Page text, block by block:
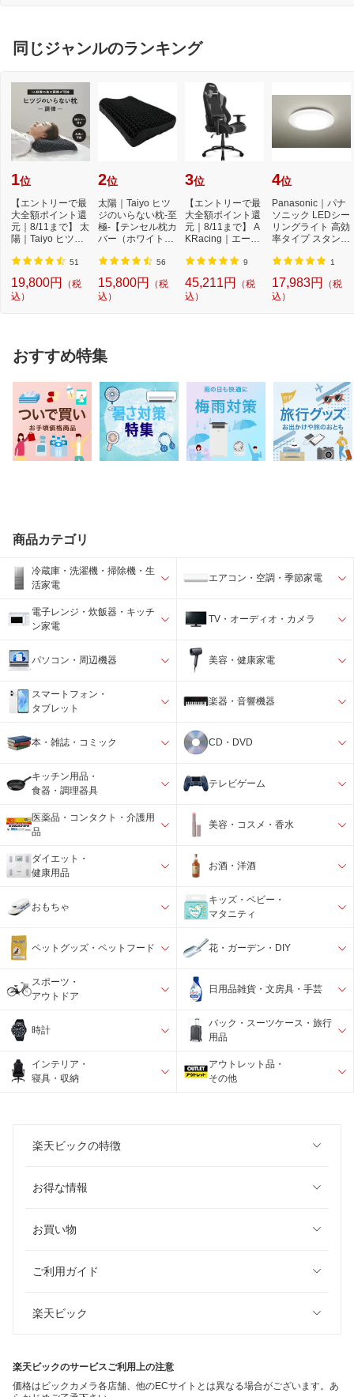
同じジャンルのランキング
1位
【エントリーで最
大全額ポイント還
元｜8/11まで】 太
陽｜Taiyo ヒツジ
51
19,800円
（税
込）
2位
太陽｜Taiyo ヒツ
ジのいらない枕-至
極-【テンセル枕カ
バー（ホワイト）
56
15,800円
（税
込）
3位
【エントリーで最
大全額ポイント還
元｜8/11まで】 A
KRacing｜エーケ
ー...
9
45,211円
（税
込）
4位
Panasonic｜パナ
ソニック LEDシー
リングライト 高効
率タイプ スタンダ
H...
1
17,983円
（税
込）
おすすめ特集
商品カテゴリ
冷蔵庫・洗濯機・掃除機・生
活家電
エアコン・空調・季節家電
電子レンジ・炊飯器・キッチ
ン家電
TV・オーディオ・カメラ
パソコン・周辺機器 美容・健康家電
スマートフォン・
タブレット
楽器・音響機器
本・雑誌・コミック CD・DVD
キッチン用品・
食器・調理器具
テレビゲーム
医薬品・コンタクト・介護用
品
美容・コスメ・香水
ダイエット・
健康用品
お酒・洋酒
おもちゃ
キッズ・ベビー・
マタニティ
ペットグッズ・ペットフード 花・ガーデン・DIY
スポーツ・
アウトドア
日用品雑貨・文房具・手芸
時計
バック・スーツケース・旅行
用品
インテリア・
寝具・収納
アウトレット品・
その他
楽天ビックの特徴
お得な情報
お買い物
ご利用ガイド
楽天ビック
楽天ビックのサービスご利用上の注意
価格はビックカメラ各店舗、他のECサイトとは異なる場合がございます。あ